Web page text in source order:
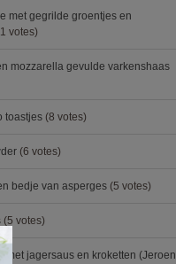
met gegrilde groentjes en
votes)
mozzarella gevulde varkenshaas
toastjes (8 votes)
(6 votes)
bedje van asperges (5 votes)
(5 votes)
met jagersaus en kroketten (Jeroen